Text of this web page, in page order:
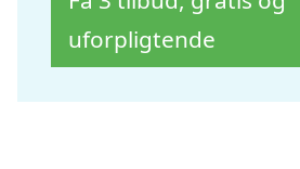
uforpligtende